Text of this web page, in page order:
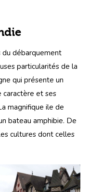
du débarquement
particularités de la
qui présente un
caractère et ses
magnifique ile de
bateau amphibie. De
cultures dont celles